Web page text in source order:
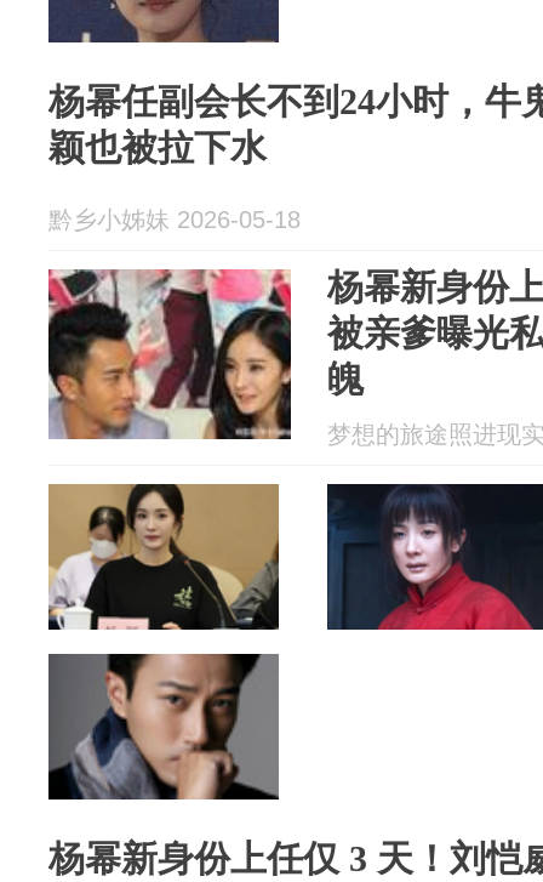
杨幂任副会长不到24小时，牛
颖也被拉下水
黔乡小姊妹 2026-05-18
杨幂新身份
被亲爹曝光
魄
梦想的旅途照进现
杨幂新身份上任仅 3 天！刘恺